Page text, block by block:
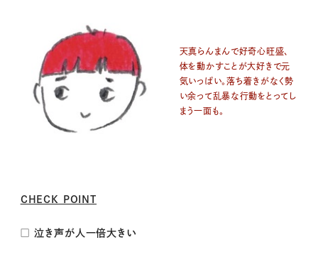
天真らんまんで好奇心旺盛、
体を動かすことが大好きで元
気いっぱい。落ち着きがなく勢
い余って乱暴な行動をとってし
まう一面も。
CHECK POINT
□ 泣き声が人一倍大きい